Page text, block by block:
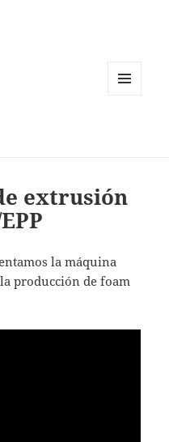
extrusión
la máquina
la producción de foam